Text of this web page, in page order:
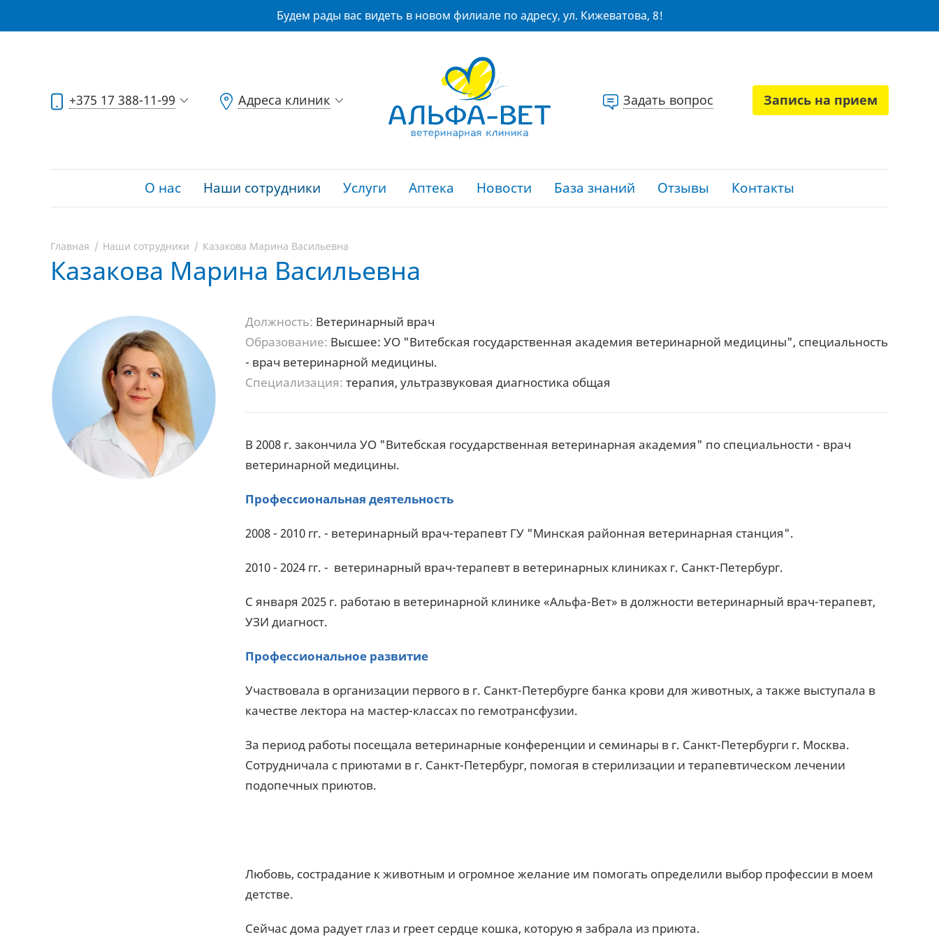
Будем рады вас видеть в новом филиале по адресу, ул. Кижеватова, 8!
+375 17 388-11-99 Адреса клиник Задать вопрос Запись на прием
О нас Наши сотрудники Услуги Аптека Новости База знаний Отзывы Контакты
Главная Наши сотрудники Казакова Марина Васильевна
Казакова Марина Васильевна
Должность: Ветеринарный врач
Образование: Высшее: УО "Витебская государственная академия ветеринарной медицины", специальность
- врач ветеринарной медицины.
Специализация: терапия, ультразвуковая диагностика общая
В 2008 г. закончила УО "Витебская государственная ветеринарная академия" по специальности - врач
ветеринарной медицины.
Профессиональная деятельность
2008 - 2010 гг. - ветеринарный врач-терапевт ГУ "Минская районная ветеринарная станция".
2010 - 2024 гг. - ветеринарный врач-терапевт в ветеринарных клиниках г. Санкт-Петербург.
С января 2025 г. работаю в ветеринарной клинике «Альфа-Вет» в должности ветеринарный врач-терапевт,
УЗИ диагност.
Профессиональное развитие
Участвовала в организации первого в г. Санкт-Петербурге банка крови для животных, а также выступала в
качестве лектора на мастер-классах по гемотрансфузии.
За период работы посещала ветеринарные конференции и семинары в г. Санкт-Петербурги г. Москва.
Сотрудничала с приютами в г. Санкт-Петербург, помогая в стерилизации и терапевтическом лечении
подопечных приютов.
Любовь, сострадание к животным и огромное желание им помогать определили выбор профессии в моем
детстве.
Сейчас дома радует глаз и греет сердце кошка, которую я забрала из приюта.